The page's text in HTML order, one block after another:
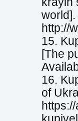
http://
15.
[The
16.
of